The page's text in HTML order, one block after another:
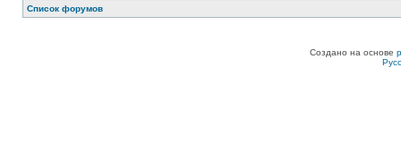
Список форумов
Создано на основе